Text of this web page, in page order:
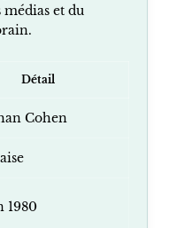
médias et du
Détail
Cohen
1980